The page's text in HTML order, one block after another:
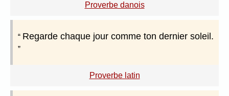
Proverbe danois
Regarde chaque jour comme ton dernier soleil.
Proverbe latin